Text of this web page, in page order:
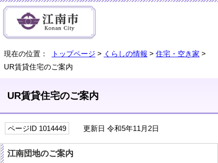
現在の位置： トップページ > くらしの情報 > 住宅・空き家 >
UR賃貸住宅のご案内
UR賃貸住宅のご案内
ページID 1014449 更新日 令和5年11月2日
江南団地のご案内